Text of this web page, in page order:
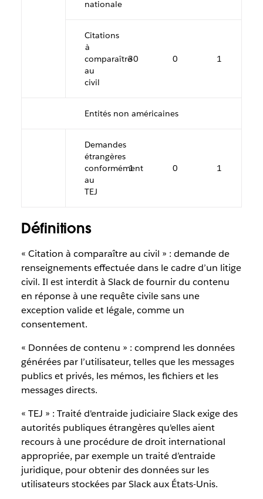
nationale
Citations
à
comparaître
au
civil
30 0 1
Entités non américaines
Demandes
étrangères
conformément
au
TEJ
1 0 1
Définitions
« Citation à comparaître au civil » : demande de
renseignements effectuée dans le cadre d’un litige
civil. Il est interdit à Slack de fournir du contenu
en réponse à une requête civile sans une
exception valide et légale, comme un
consentement.
« Données de contenu » : comprend les données
générées par l’utilisateur, telles que les messages
publics et privés, les mémos, les fichiers et les
messages directs.
« TEJ » : Traité d'entraide judiciaire Slack exige des
autorités publiques étrangères qu'elles aient
recours à une procédure de droit international
appropriée, par exemple un traité d’entraide
juridique, pour obtenir des données sur les
utilisateurs stockées par Slack aux États-Unis.